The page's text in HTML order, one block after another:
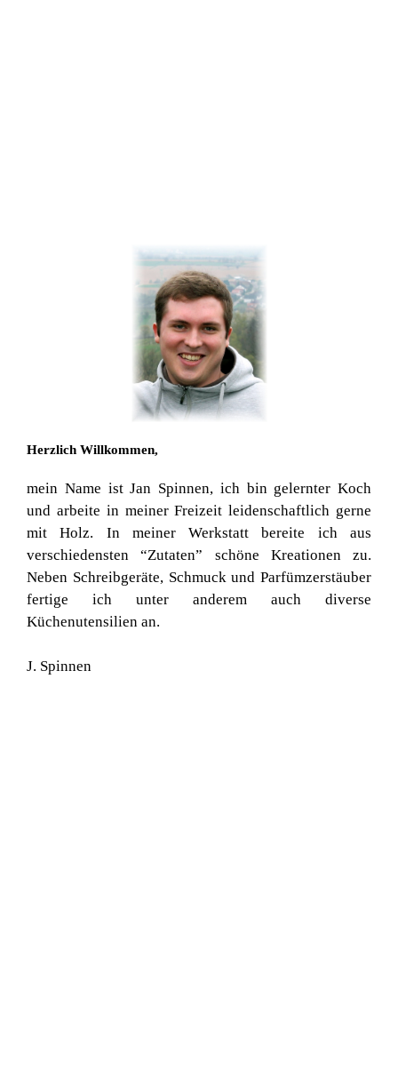
Herzlich Willkommen,
mein Name ist Jan Spinnen, ich bin gelernter Koch
und arbeite in meiner Freizeit leidenschaftlich gerne
mit Holz. In meiner Werkstatt bereite ich aus
verschiedensten “Zutaten” schöne Kreationen zu.
Neben Schreibgeräte, Schmuck und Parfümzerstäuber
fertige ich unter anderem auch diverse
Küchenutensilien an.
J. Spinnen